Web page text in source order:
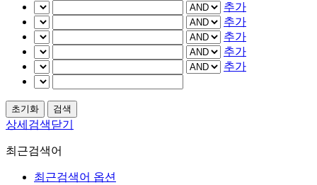
추가
추가
추가
추가
추가
상세검색닫기
최근검색어
최근검색어 옵션